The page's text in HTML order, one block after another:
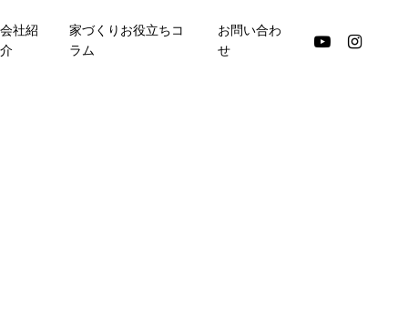
会社紹
介
家づくりお役立ちコ
ラム
お問い合わ
せ
youtube instagram